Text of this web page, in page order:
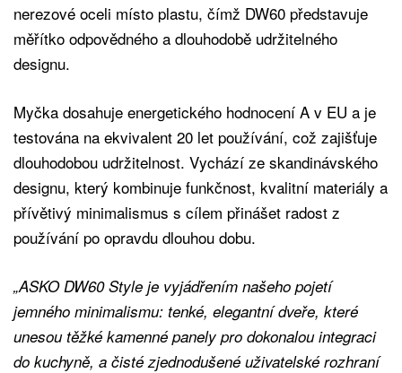
nerezové oceli místo plastu, čímž DW60 představuje
měřítko odpovědného a dlouhodobě udržitelného
designu.
Myčka dosahuje energetického hodnocení A v EU a je
testována na ekvivalent 20 let používání, což zajišťuje
dlouhodobou udržitelnost. Vychází ze skandinávského
designu, který kombinuje funkčnost, kvalitní materiály a
přívětivý minimalismus s cílem přinášet radost z
používání po opravdu dlouhou dobu.
„ASKO DW60 Style je vyjádřením našeho pojetí
jemného minimalismu: tenké, elegantní dveře, které
unesou těžké kamenné panely pro dokonalou integraci
do kuchyně, a čisté zjednodušené uživatelské rozhraní